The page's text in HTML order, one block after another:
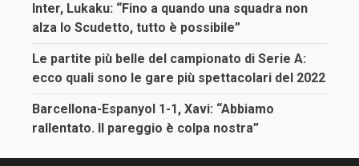
Inter, Lukaku: “Fino a quando una squadra non
alza lo Scudetto, tutto è possibile”
Le partite più belle del campionato di Serie A:
ecco quali sono le gare più spettacolari del 2022
Barcellona-Espanyol 1-1, Xavi: “Abbiamo
rallentato. Il pareggio è colpa nostra”